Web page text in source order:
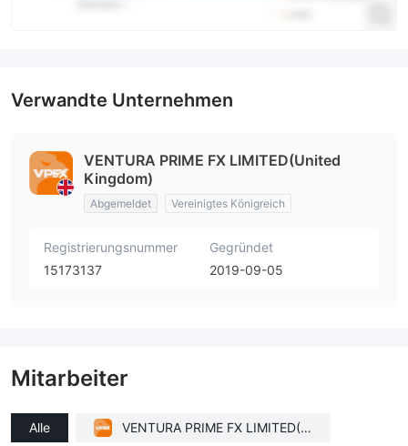
Verwandte Unternehmen
VENTURA PRIME FX LIMITED(United
Kingdom)
Abgemeldet Vereinigtes Königreich
Registrierungsnummer
15173137
Gegründet
2019-09-05
Mitarbeiter
Alle
VENTURA PRIME FX LIMITED(U